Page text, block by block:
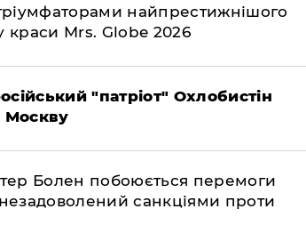
найпрестижнішого
краси Mrs. Globe 2026
"патріот" Охлобистін
Москву
Болен побоюється перемоги
санкціями проти